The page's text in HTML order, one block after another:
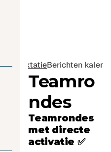
‹ TraktatieBerichten
Teamro
ndes
Teamrondes
met directe
activatie ✅